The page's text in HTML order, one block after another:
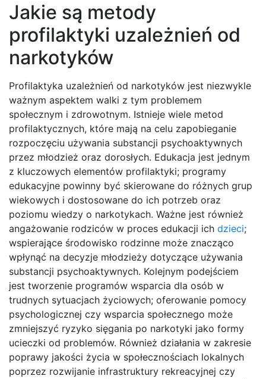
Jakie są metody
profilaktyki uzależnień od
narkotyków
Profilaktyka uzależnień od narkotyków jest niezwykle
ważnym aspektem walki z tym problemem
społecznym i zdrowotnym. Istnieje wiele metod
profilaktycznych, które mają na celu zapobieganie
rozpoczęciu używania substancji psychoaktywnych
przez młodzież oraz dorosłych. Edukacja jest jednym
z kluczowych elementów profilaktyki; programy
edukacyjne powinny być skierowane do różnych grup
wiekowych i dostosowane do ich potrzeb oraz
poziomu wiedzy o narkotykach. Ważne jest również
angażowanie rodziców w proces edukacji ich dzieci;
wspierające środowisko rodzinne może znacząco
wpłynąć na decyzje młodzieży dotyczące używania
substancji psychoaktywnych. Kolejnym podejściem
jest tworzenie programów wsparcia dla osób w
trudnych sytuacjach życiowych; oferowanie pomocy
psychologicznej czy wsparcia społecznego może
zmniejszyć ryzyko sięgania po narkotyki jako formy
ucieczki od problemów. Również działania w zakresie
poprawy jakości życia w społecznościach lokalnych
poprzez rozwijanie infrastruktury rekreacyjnej czy